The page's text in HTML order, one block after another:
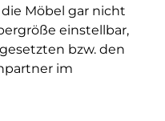
Möbel gar nicht
einstellbar,
bzw. den
im